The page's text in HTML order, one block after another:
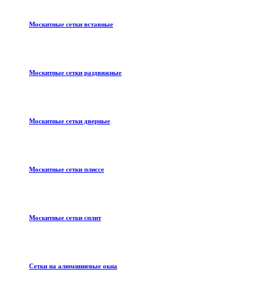
Москитные сетки вставные
Москитные сетки раздвижные
Москитные сетки дверные
Москитные сетки плиссе
Москитные сетки сплит
Сетки на алюминиевые окна